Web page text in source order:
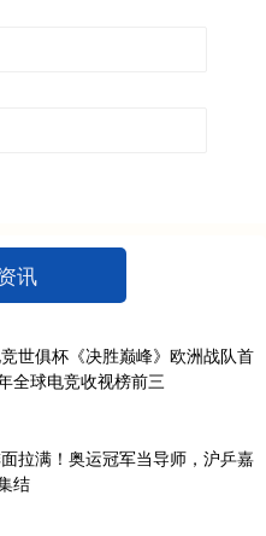
讯
世俱杯《决胜巅峰》欧洲战队首
全球电竞收视榜前三
拉满！奥运冠军当导师，沪乒嘉
结